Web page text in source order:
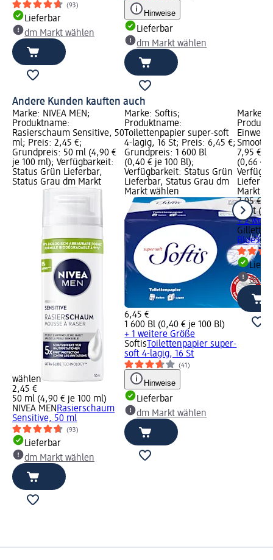
(93)
Lieferbar
dm Markt wählen
Hinweise
Lieferbar
dm Markt wählen
Andere Kunden kauften auch
Marke: NIVEA MEN;
Produktname:
Rasierschaum Sensitive, 50
ml; Preis: 2,45 €;
Grundpreis: 50 ml (4,90 €
je 100 ml); Verfügbarkeit:
Status Grün Lieferbar,
Status Grau dm Markt
wählen
2,45 €
50 ml (4,90 € je 100 ml)
NIVEA MENRasierschaum
Sensitive, 50 ml
(93)
Lieferbar
dm Markt wählen
Marke: Softis;
Produktname:
Toilettenpapier super-soft
4-lagig, 16 St; Preis: 6,45 €;
Grundpreis: 1 600 Bl
(0,40 € je 100 Bl);
Verfügbarkeit: Status Grün
Lieferbar, Status Grau dm
Markt wählen
6,45 €
1 600 Bl (0,40 € je 100 Bl)
+ 1 weitere Größe
Softis Toilettenpapier super-
soft 4-lagig, 16 St
(41)
Hinweise
Lieferbar
dm Markt wählen
Marke:
Smooth,
7,95 €;
(0,66 €
Markt
7,95 €
12 St
+ 2
Gillette
Blue3
dm